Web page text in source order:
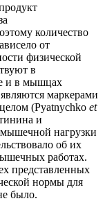
количество
от
физической
в
и в мышцах
маркерами
(Pyatnychko et
и
нагрузки
об их
работах.
представленных
нормы для
было.